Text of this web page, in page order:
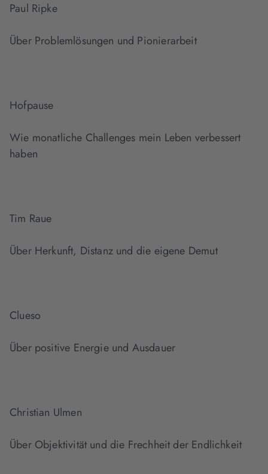
Paul Ripke
Über Problemlösungen und Pionierarbeit
Hofpause
Wie monatliche Challenges mein Leben verbessert
haben
Tim Raue
Über Herkunft, Distanz und die eigene Demut
Clueso
Über positive Energie und Ausdauer
Christian Ulmen
Über Objektivität und die Frechheit der Endlichkeit